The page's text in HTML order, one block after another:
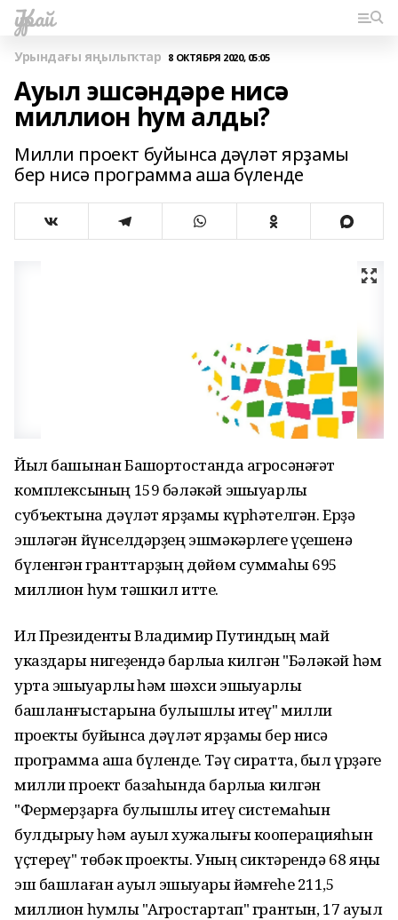
Ҡурай
Урындағы яңылыҡтар 8 ОКТЯБРЯ 2020, 05:05
Ауыл эшсәндәре нисә
миллион һум алды?
Милли проект буйынса дәүләт ярҙамы
бер нисә программа аша бүленде
Йыл башынан Башҡортостанда агросәнәғәт
комплексының 159 бәләкәй эшҡыуарлыҡ
субъектына дәүләт ярҙамы күрһәтелгән. Ерҙә
эшләгән йүнселдәрҙең эшмәкәрлеге үҫешенә
бүленгән гранттарҙың дөйөм суммаһы 695
миллион һум тәшкил итте.
Ил Президенты Владимир Путиндың май
указдары нигеҙендә барлыҡҡа килгән "Бәләкәй һәм
урта эшҡыуарлыҡ һәм шәхси эшҡыуарлыҡ
башланғыстарына булышлыҡ итеү" милли
проекты буйынса дәүләт ярҙамы бер нисә
программа аша бүленде. Тәү сиратта, был үрҙәге
милли проект базаһында барлыҡҡа килгән
"Фермерҙарға булышлыҡ итеү системаһын
булдырыу һәм ауыл хужалығы кооперацияһын
үҫтереү" төбәк проекты. Уның сиктәрендә 68 яңы
эш башлаған ауыл эшҡыуары йәмғеһе 211,5
миллион һумлыҡ "Агростартап" грантын, 17 ауыл